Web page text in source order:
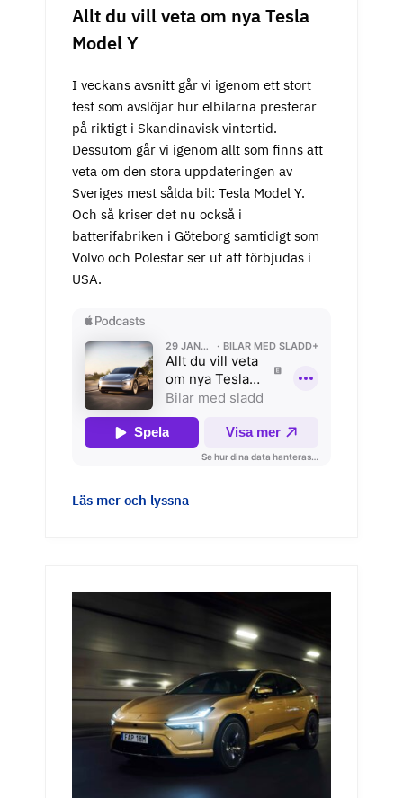
Allt du vill veta om nya Tesla
Model Y
I veckans avsnitt går vi igenom ett stort
test som avslöjar hur elbilarna presterar
på riktigt i Skandinavisk vintertid.
Dessutom går vi igenom allt som finns att
veta om den stora uppdateringen av
Sveriges mest sålda bil: Tesla Model Y.
Och så kriser det nu också i
batterifabriken i Göteborg samtidigt som
Volvo och Polestar ser ut att förbjudas i
USA.
Läs mer och lyssna